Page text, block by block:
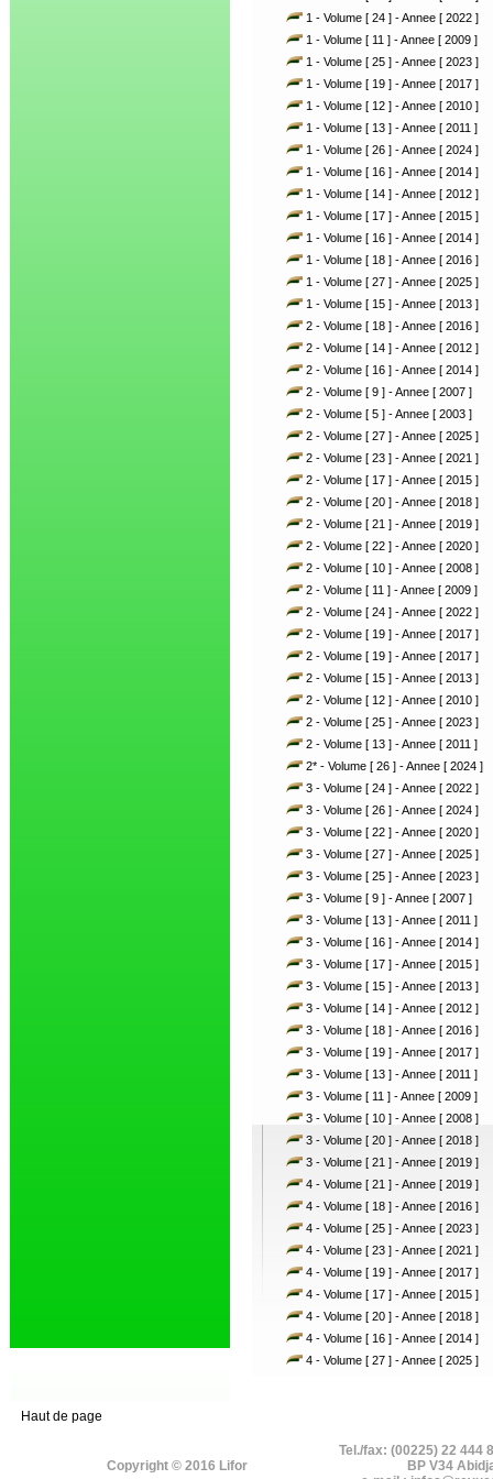
1 - Volume [ 24 ] - Annee [ 2022 ]
1 - Volume [ 11 ] - Annee [ 2009 ]
1 - Volume [ 25 ] - Annee [ 2023 ]
1 - Volume [ 19 ] - Annee [ 2017 ]
1 - Volume [ 12 ] - Annee [ 2010 ]
1 - Volume [ 13 ] - Annee [ 2011 ]
1 - Volume [ 26 ] - Annee [ 2024 ]
1 - Volume [ 16 ] - Annee [ 2014 ]
1 - Volume [ 14 ] - Annee [ 2012 ]
1 - Volume [ 17 ] - Annee [ 2015 ]
1 - Volume [ 16 ] - Annee [ 2014 ]
1 - Volume [ 18 ] - Annee [ 2016 ]
1 - Volume [ 27 ] - Annee [ 2025 ]
1 - Volume [ 15 ] - Annee [ 2013 ]
2 - Volume [ 18 ] - Annee [ 2016 ]
2 - Volume [ 14 ] - Annee [ 2012 ]
2 - Volume [ 16 ] - Annee [ 2014 ]
2 - Volume [ 9 ] - Annee [ 2007 ]
2 - Volume [ 5 ] - Annee [ 2003 ]
2 - Volume [ 27 ] - Annee [ 2025 ]
2 - Volume [ 23 ] - Annee [ 2021 ]
2 - Volume [ 17 ] - Annee [ 2015 ]
2 - Volume [ 20 ] - Annee [ 2018 ]
2 - Volume [ 21 ] - Annee [ 2019 ]
2 - Volume [ 22 ] - Annee [ 2020 ]
2 - Volume [ 10 ] - Annee [ 2008 ]
2 - Volume [ 11 ] - Annee [ 2009 ]
2 - Volume [ 24 ] - Annee [ 2022 ]
2 - Volume [ 19 ] - Annee [ 2017 ]
2 - Volume [ 19 ] - Annee [ 2017 ]
2 - Volume [ 15 ] - Annee [ 2013 ]
2 - Volume [ 12 ] - Annee [ 2010 ]
2 - Volume [ 25 ] - Annee [ 2023 ]
2 - Volume [ 13 ] - Annee [ 2011 ]
2* - Volume [ 26 ] - Annee [ 2024 ]
3 - Volume [ 24 ] - Annee [ 2022 ]
3 - Volume [ 26 ] - Annee [ 2024 ]
3 - Volume [ 22 ] - Annee [ 2020 ]
3 - Volume [ 27 ] - Annee [ 2025 ]
3 - Volume [ 25 ] - Annee [ 2023 ]
3 - Volume [ 9 ] - Annee [ 2007 ]
3 - Volume [ 13 ] - Annee [ 2011 ]
3 - Volume [ 16 ] - Annee [ 2014 ]
3 - Volume [ 17 ] - Annee [ 2015 ]
3 - Volume [ 15 ] - Annee [ 2013 ]
3 - Volume [ 14 ] - Annee [ 2012 ]
3 - Volume [ 18 ] - Annee [ 2016 ]
3 - Volume [ 19 ] - Annee [ 2017 ]
3 - Volume [ 13 ] - Annee [ 2011 ]
3 - Volume [ 11 ] - Annee [ 2009 ]
3 - Volume [ 10 ] - Annee [ 2008 ]
3 - Volume [ 20 ] - Annee [ 2018 ]
3 - Volume [ 21 ] - Annee [ 2019 ]
4 - Volume [ 21 ] - Annee [ 2019 ]
4 - Volume [ 18 ] - Annee [ 2016 ]
4 - Volume [ 25 ] - Annee [ 2023 ]
4 - Volume [ 23 ] - Annee [ 2021 ]
4 - Volume [ 19 ] - Annee [ 2017 ]
4 - Volume [ 17 ] - Annee [ 2015 ]
4 - Volume [ 20 ] - Annee [ 2018 ]
4 - Volume [ 16 ] - Annee [ 2014 ]
4 - Volume [ 27 ] - Annee [ 2025 ]
Haut de page
Copyright © 2016 Lifor
Tel./fax: (00225) 22 444
BP V34